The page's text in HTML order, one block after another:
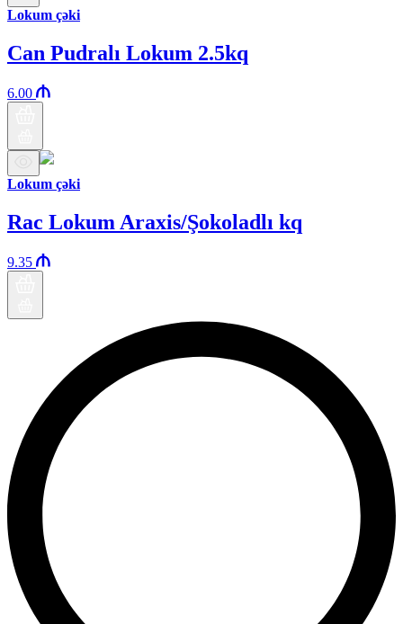
Lokum çəki
Can Pudralı Lokum 2.5kq
6.00
Lokum çəki
Rac Lokum Araxis/Şokoladlı kq
9.35